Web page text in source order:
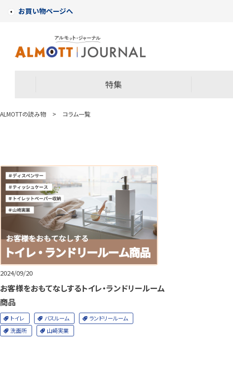
お買い物ページへ
特集
ALMOTTの読み物 > コラム一覧
2024/09/20
お客様をおもてなしするトイレ・ランドリールーム
商品
トイレ バスルーム
ランドリールーム
洗面所
山崎実業